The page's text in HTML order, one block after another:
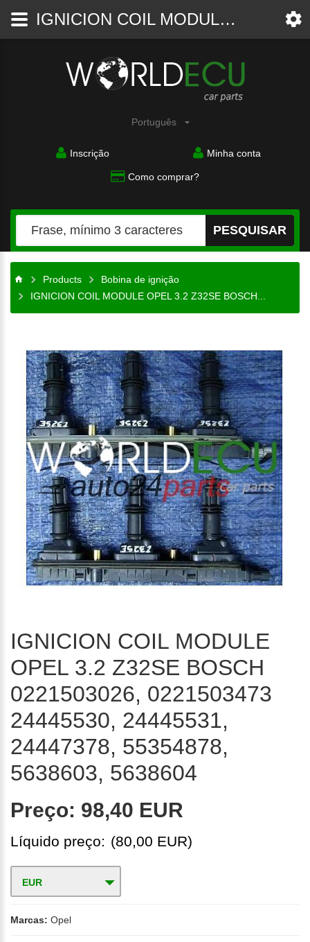
Auto-
peças
Português
Inscrição Minha conta
Como comprar?
PESQUISAR
Products
Bobina de ignição
IGNICION COIL MODULE OPEL 3.2 Z32SE BOSCH...
IGNICION COIL MODULE
OPEL 3.2 Z32SE BOSCH
0221503026, 0221503473
24445530, 24445531,
24447378, 55354878,
5638603, 5638604
Preço: 98,40 EUR
Líquido preço: (80,00 EUR)
EUR
Marcas: Opel
IGNICION COIL MODULE OPEL 3.2 Z32SE BOSCH 0221503026, 0221503473 24445530, 24445531, 24447378, 55354878, 5638603, 5638604 - Bobina de ignição - WorldECU